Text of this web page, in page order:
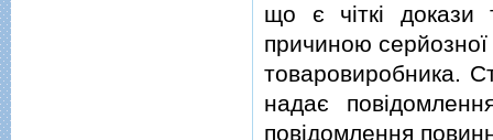
що є чiткi докази
причиною
товаровиробника.
надає
повiдомлення